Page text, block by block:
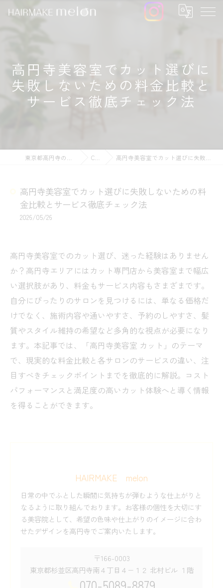
高円寺美容室でカット選びに
失敗しないための料金比較と
サービス徹底チェック法
COLUMN 高円寺美容室でカット選びに失敗しないための料金比較とサービス徹底チェック法
高円寺美容室でカット選びに失敗しないための料
金比較とサービス徹底チェック法
2026/05/26
高円寺美容室でのカット選び、迷った経験はありません
か？高円寺エリアにはカット専門店から美容室まで幅広
い選択肢があり、料金もサービス内容もさまざまです。
自分にぴったりのサロンを見つけるには、単なる価格だ
けでなく、施術内容や通いやすさ、予約のしやすさ、髪
質やスタイル維持の希望など多角的な視点が必要になり
ます。本記事では、「高円寺美容室 カット」のテーマ
で、現実的な料金比較と各サロンのサービスの違い、注
目すべきチェックポイントまでを徹底的に解説。コスト
パフォーマンスと満足度の高いカット体験へと導く情報
を得ることができます。
HAIRMAKE melon
日常の中でふとした瞬間に気持ちが弾むような仕上がりと
なるように取り組んでおります。お客様の個性を大切にす
る美容院として、希望の色味や仕上がりのイメージに合わ
せたデザインを高円寺でご案内いたします。
〒166-0003
東京都杉並区高円寺南４丁目４−１２ 北村ビル １階